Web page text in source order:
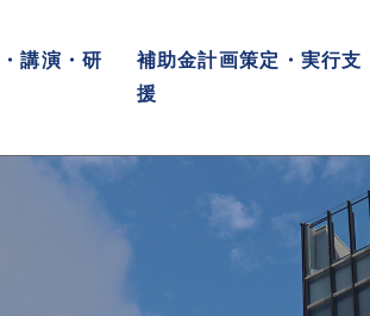
講演・研
補助金計画策定・実行支
援